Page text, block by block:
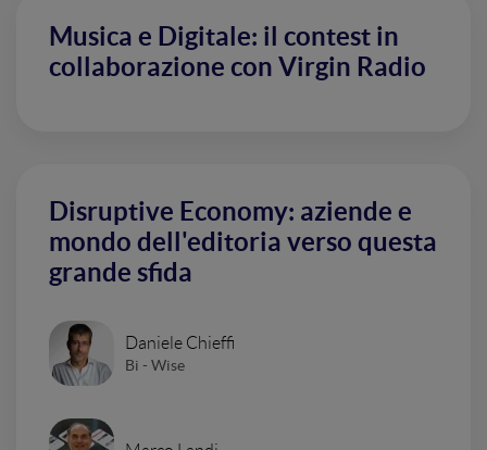
Musica e Digitale: il contest in
collaborazione con Virgin Radio
Disruptive Economy: aziende e
mondo dell'editoria verso questa
grande sfida
Daniele Chieffi
Bi - Wise